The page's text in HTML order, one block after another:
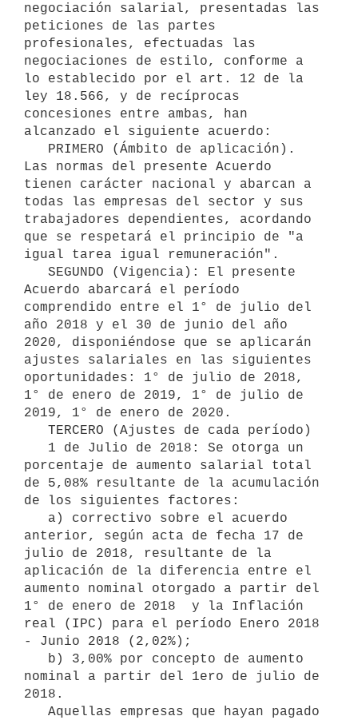
negociación salarial, presentadas las
peticiones de las partes
profesionales, efectuadas las
negociaciones de estilo, conforme a
lo establecido por el art. 12 de la
ley 18.566, y de recíprocas
concesiones entre ambas, han
alcanzado el siguiente acuerdo:
Las normas del presente Acuerdo
tienen carácter nacional y abarcan a
todas las empresas del sector y sus
trabajadores dependientes, acordando
que se respetará el principio de "a
igual tarea igual remuneración".
Acuerdo abarcará el período
comprendido entre el 1° de julio del
año 2018 y el 30 de junio del año
2020, disponiéndose que se aplicarán
ajustes salariales en las siguientes
oportunidades: 1° de julio de 2018,
1° de enero de 2019, 1° de julio de
2019, 1° de enero de 2020.
porcentaje de aumento salarial total
de 5,08% resultante de la acumulación
de los siguientes factores:
anterior, según acta de fecha 17 de
julio de 2018, resultante de la
aplicación de la diferencia entre el
aumento nominal otorgado a partir del
1° de enero de 2018  y la Inflación
real (IPC) para el período Enero 2018
- Junio 2018 (2,02%);
nominal a partir del 1ero de julio de
2018.